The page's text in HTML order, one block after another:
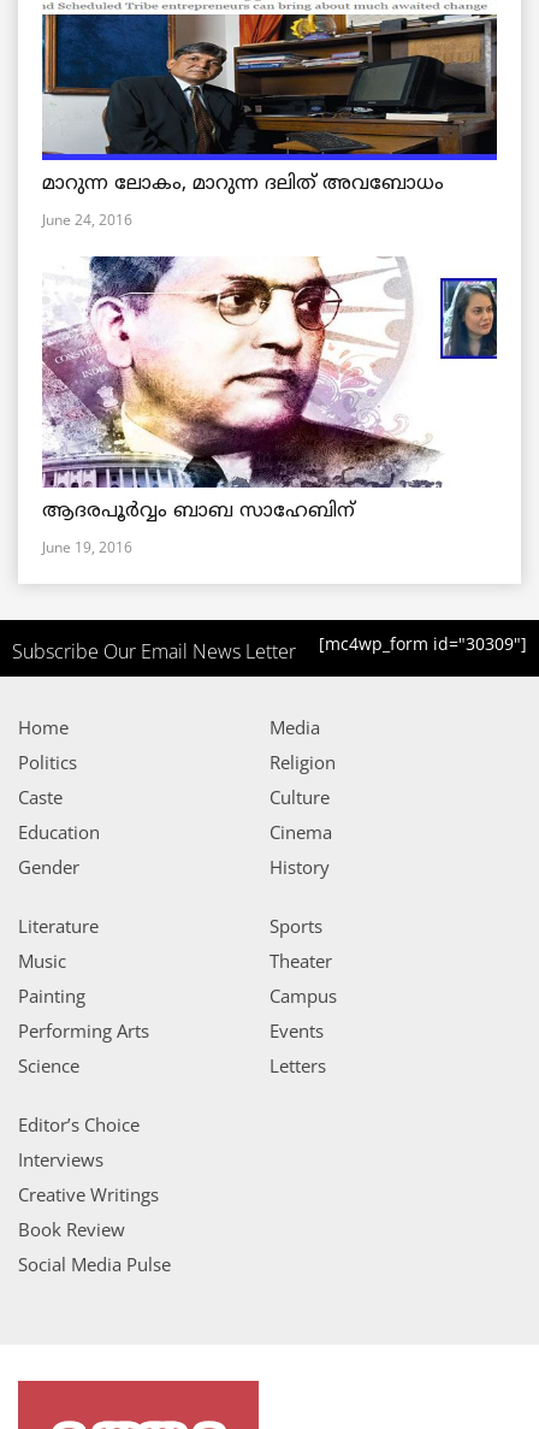
മാറുന്ന ലോകം, മാറുന്ന ദലിത് അവബോധം
June 24, 2016
ആദരപൂര്‍വ്വം ബാബ സാഹേബിന്
June 19, 2016
Subscribe Our Email News Letter [mc4wp_form id="30309"]
Home
Politics
Caste
Education
Gender
Media
Religion
Culture
Cinema
History
Literature
Music
Painting
Performing Arts
Science
Sports
Theater
Campus
Events
Letters
Editor’s Choice
Interviews
Creative Writings
Book Review
Social Media Pulse